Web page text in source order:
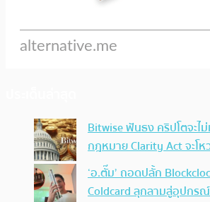
Bitwise ฟันธง คริปโตจะไ
กฎหมาย Clarity Act จะโ
‘อ.ตั๊ม’ ถอดปลั้ก
Coldcard ลุกลามสู่อุปกร